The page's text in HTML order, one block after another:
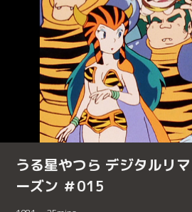
うる星やつら デジタルリ
ーズン ＃015